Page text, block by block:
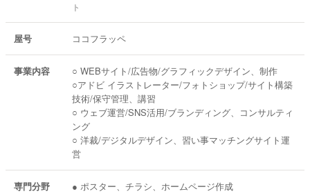
ト
屋号 ココフラッペ
事業内容
○ WEBサイト/広告物/グラフィックデザイン、制作
○アドビ イラストレーター/フォトショップ/サイト構築
技術/保守管理、講習
○ ウェブ運営/SNS活用/ブランディング、コンサルティ
ング
○ 洋裁/デジタルデザイン、習い事マッチングサイト運
営
専門分野
● ポスター、チラシ、ホームページ作成